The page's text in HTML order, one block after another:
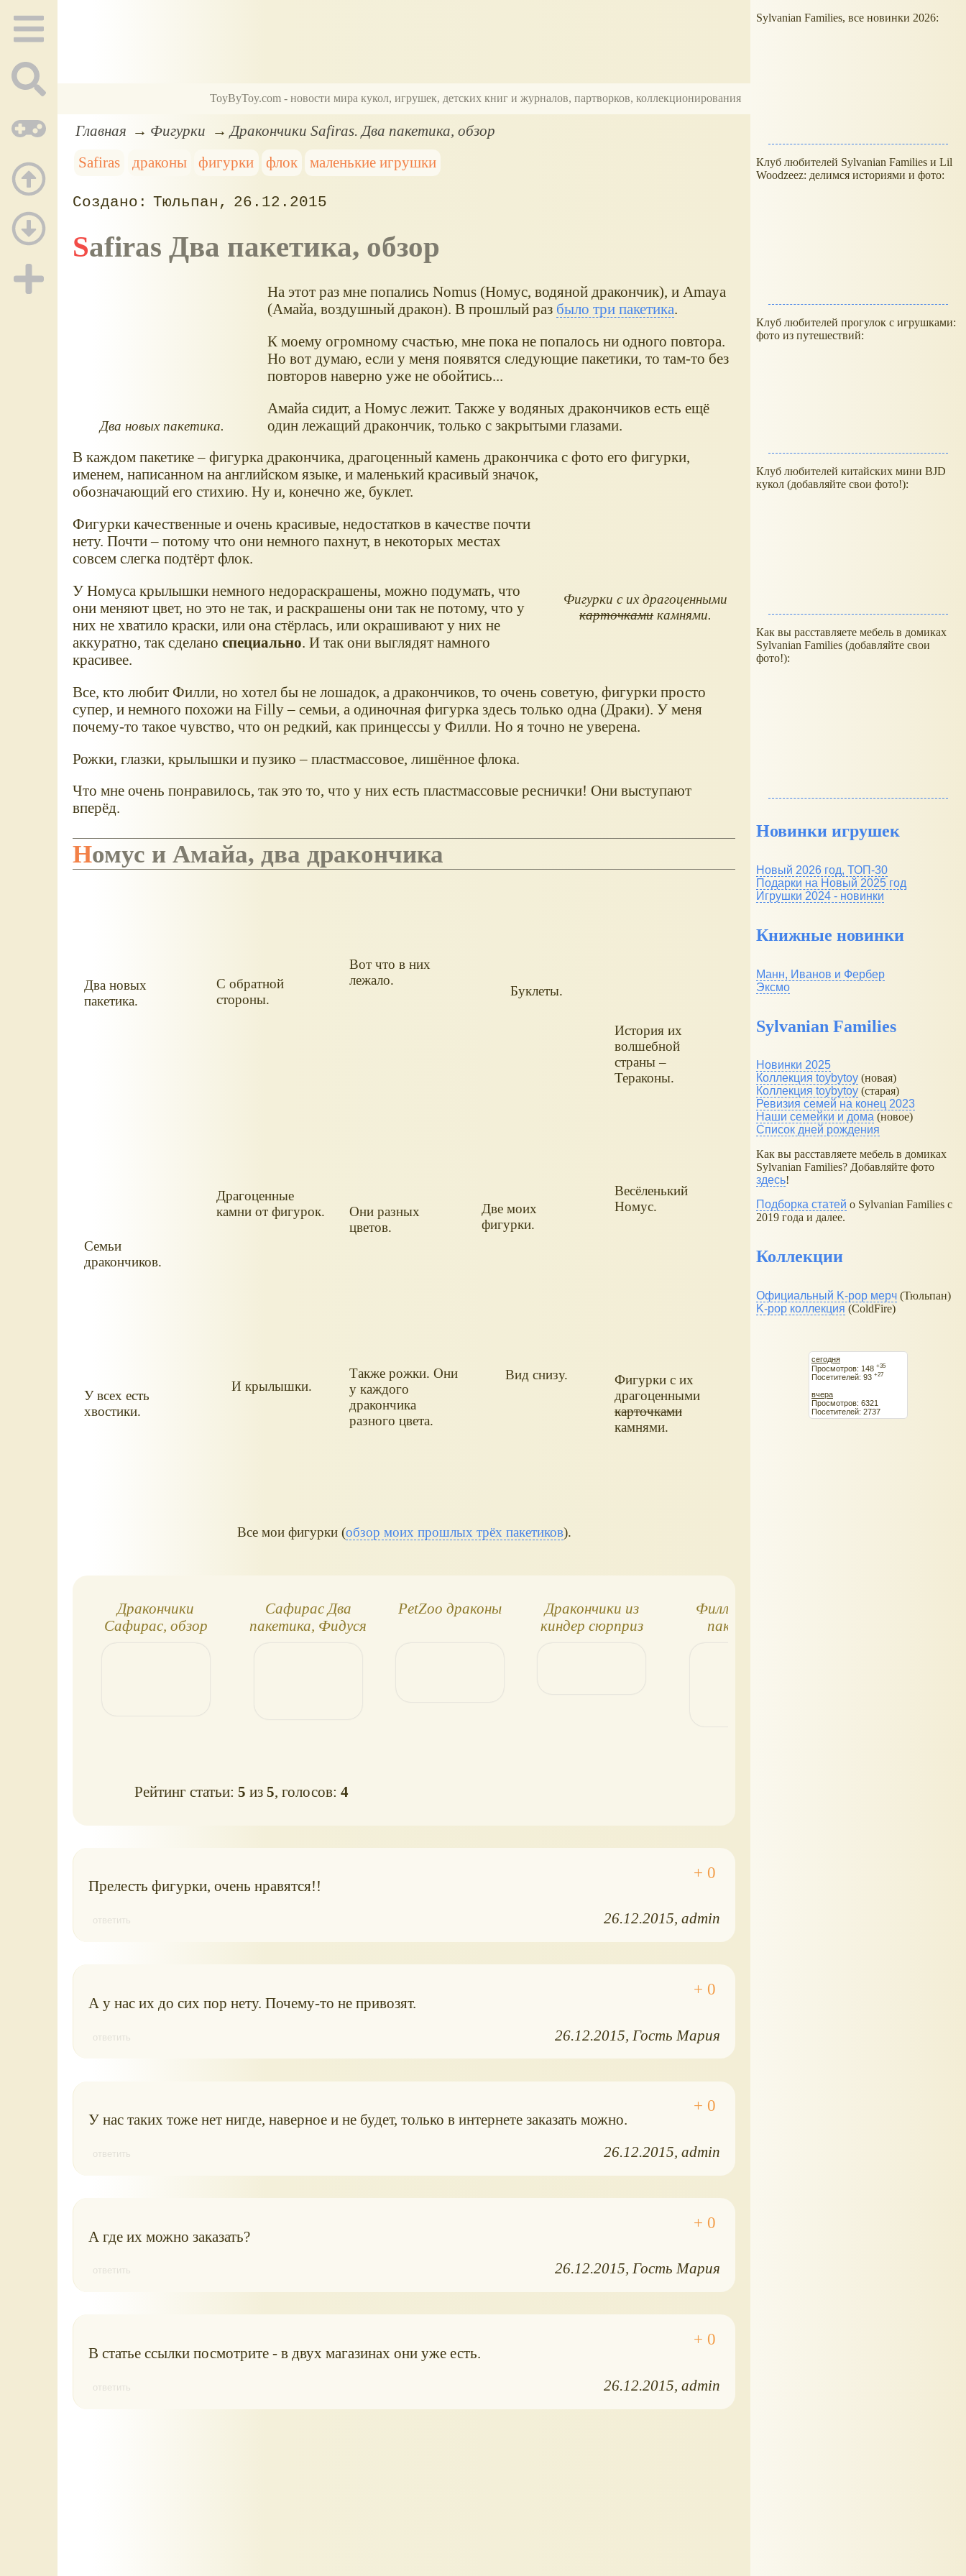
ToyByToy.com - новости мира кукол, игрушек, детских книг и журналов, партворков, коллекционирования
Главная Фигурки
Дракончики Safiras. Два пакетика, обзор
Safiras
драконы фигурки флок маленькие игрушки
Тюльпан 26.12.2015
Safiras Два пакетика, обзор
Два новых пакетика.
На этот раз мне попались Nomus (Номус, водяной дракончик), и Amaya
(Амайа, воздушный дракон). В прошлый раз было три пакетика.
К моему огромному счастью, мне пока не попалось ни одного повтора.
Но вот думаю, если у меня появятся следующие пакетики, то там-то без
повторов наверно уже не обойтись...
Амайа сидит, а Номус лежит. Также у водяных дракончиков есть ещё
один лежащий дракончик, только с закрытыми глазами.
В каждом пакетике – фигурка дракончика, драгоценный камень дракончика с фото его фигурки,
Фигурки с их драгоценными
карточкамикамнями.
именем, написанном на английском языке, и маленький красивый значок,
обозначающий его стихию. Ну и, конечно же, буклет.
Фигурки качественные и очень красивые, недостатков в качестве почти
нету. Почти – потому что они немного пахнут, в некоторых местах
совсем слегка подтёрт флок.
У Номуса крылышки немного недораскрашены, можно подумать, что
они меняют цвет, но это не так, и раскрашены они так не потому, что у
них не хватило краски, или она стёрлась, или окрашивают у них не
аккуратно, так сделано специально. И так они выглядят намного
красивее.
Все, кто любит Филли, но хотел бы не лошадок, а дракончиков, то очень советую, фигурки просто
супер, и немного похожи на Filly – семьи, а одиночная фигурка здесь только одна (Драки). У меня
почему-то такое чувство, что он редкий, как принцессы у Филли. Но я точно не уверена.
Рожки, глазки, крылышки и пузико – пластмассовое, лишённое флока.
Что мне очень понравилось, так это то, что у них есть пластмассовые реснички! Они выступают
вперёд.
Номус и Амайа, два дракончика
Два новых
пакетика.
С обратной
стороны.
Вот что в них
лежало.
Буклеты.
История их
волшебной
страны –
Тераконы.
Семьи
дракончиков.
Драгоценные
камни от фигурок.
Они разных
цветов.
Две моих
фигурки.
Весёленький
Номус.
У всех есть
хвостики.
И крылышки.
Также рожки. Они
у каждого
дракончика
разного цвета.
Вид снизу.
Фигурки с их
драгоценными
карточками
камнями.
Все мои фигурки (обзор моих прошлых трёх пакетиков).
Дракончики
Сафирас, обзор
Сафирас Два
пакетика, Фидуся
PetZoo драконы
Дракончики из
киндер сюрприз
Филли Ведьма,
пакетики с
Рейтинг статьи:5 из5, голосов:4
Прелесть фигурки, очень нравятся!!
ответить 26.12.2015 admin
А у нас их до сих пор нету. Почему-то не привозят.
ответить 26.12.2015 Гость Мария
У нас таких тоже нет нигде, наверное и не будет, только в интернете заказать можно.
ответить 26.12.2015 admin
А где их можно заказать?
ответить 26.12.2015 Гость Мария
В статье ссылки посмотрите - в двух магазинах они уже есть.
ответить 26.12.2015 admin
Sylvanian Families, все новинки 2026:
Клуб любителей Sylvanian Families и Lil
Woodzeez: делимся историями и фото:
Клуб любителей прогулок с игрушками:
фото из путешествий:
Клуб любителей китайских мини BJD
кукол (добавляйте свои фото!):
Как вы расставляете мебель в домиках
Sylvanian Families (добавляйте свои
фото!):
Новинки игрушек
Новый 2026 год, ТОП-30
Подарки на Новый 2025 год
Игрушки 2024 - новинки
Книжные новинки
Манн, Иванов и Фербер
Эксмо
Sylvanian Families
Новинки 2025
Коллекция toybytoy (новая)
Коллекция toybytoy (старая)
Ревизия семей на конец 2023
Наши семейки и дома (новое)
Список дней рождения
Как вы расставляете мебель в домиках
Sylvanian Families? Добавляйте фото
здесь!
Подборка статей о Sylvanian Families с
2019 года и далее.
Коллекции
Официальный K-pop мерч (Тюльпан)
K-pop коллекция (ColdFire)
сегодня
Просмотров: 148 +35
Посетителей: 93 +27
вчера
Просмотров: 6321
Посетителей: 2737